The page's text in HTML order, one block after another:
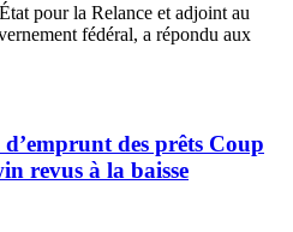
pour la Relance et adjoint au
fédéral, a répondu aux
des prêts Coup
revus à la baisse